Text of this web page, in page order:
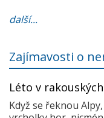
další...
Zajímavosti o
Léto v
Když se řeknou